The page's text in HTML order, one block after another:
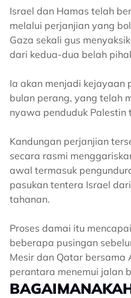
Israel dan Hamas telah
melalui perjanjian yang
Gaza sekali gus
dari kedua-dua belah
Ia akan menjadi
bulan perang, yang telah
nyawa penduduk Palestin
Kandungan perjanjian
secara rasmi
awal termasuk
pasukan tentera Israel
tahanan.
Proses damai itu
beberapa pusingan
Mesir dan Qatar bersama
perantara menemui jalan